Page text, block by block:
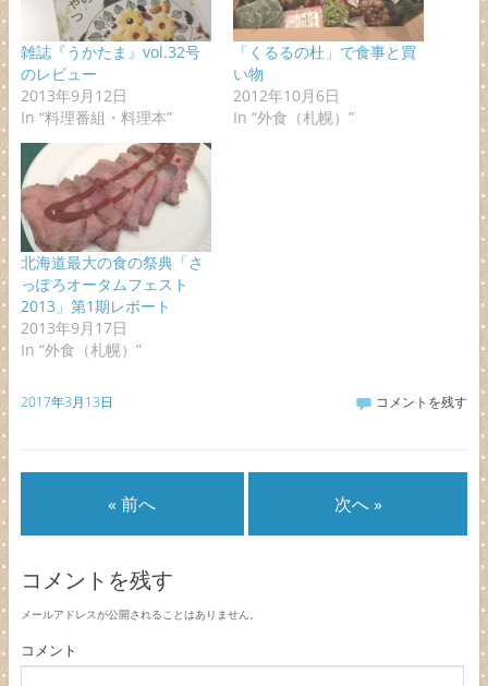
雑誌『うかたま』vol.32号
のレビュー
2013年9月12日
In “料理番組・料理本”
「くるるの杜」で食事と買
い物
2012年10月6日
In “外食（札幌）”
北海道最大の食の祭典「さ
っぽろオータムフェスト
2013」第1期レポート
2013年9月17日
In “外食（札幌）”
2017年3月13日 コメントを残す
« 前へ 次へ »
コメントを残す
メールアドレスが公開されることはありません。
コメント